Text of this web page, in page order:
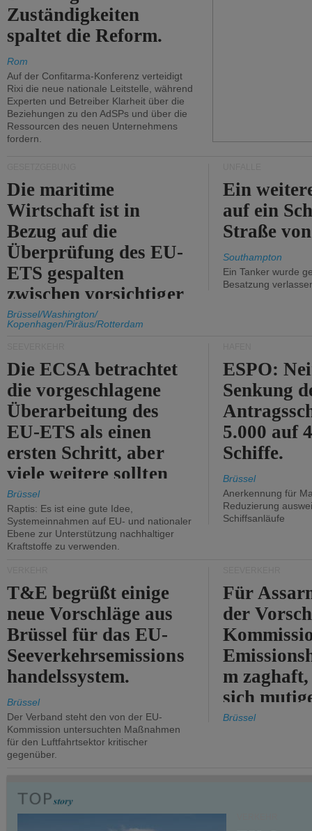
Zuständigkeiten
spaltet die Reform.
Rom
Auf der Confitarma-Konferenz verteidigt
Rixi die neue nationale Leitstelle, während
Experten und Betreiber Klarheit über die
Beziehungen zu den AdSPs und über die
Ressourcen des neuen Unternehmens
fordern.
Die maritime
Wirtschaft ist in
Bezug auf die
Überprüfung des EU-
ETS gespalten
zwischen vorsichtiger
Unterstützung und
Kritik.
Brüssel/Washington/
Kopenhagen/Piräus/Rotterdam
Ein
auf ein
Straße
Southampton
Ein Tanker wurde
Besatzung
Die ECSA betrachtet
die vorgeschlagene
Überarbeitung des
EU-ETS als einen
ersten Schritt, aber
viele weitere sollten
folgen.
Brüssel
Raptis: Es ist eine gute Idee,
Systemeinnahmen auf EU- und nationaler
Ebene zur Unterstützung nachhaltiger
Kraftstoffe zu verwenden.
ESPO:
Senkung
5.000 auf
Schiffe.
Brüssel
Anerkennung für
Reduzierung
Schiffsanläufe
T&E begrüßt einige
neue Vorschläge aus
Brüssel für das EU-
Seeverkehrsemissions
handelssystem.
Brüssel
Der Verband steht den von der EU-
Kommission untersuchten Maßnahmen
für den Luftfahrtsektor kritischer
gegenüber.
Für
der
m
sich
Brüssel